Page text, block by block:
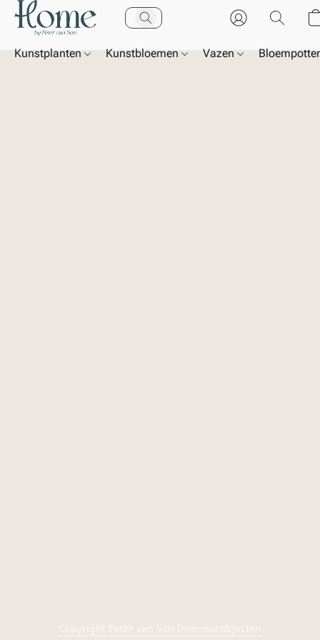
Kunstplanten Kunstbloemen Vazen
Copyright Peter van Son Interieurobjecten